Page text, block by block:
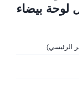
لوحة بيضاء
الرئيسي)